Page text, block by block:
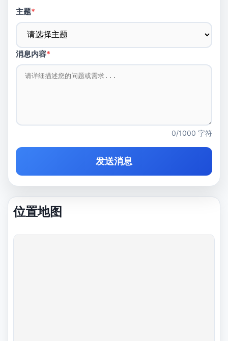
主题*
消息内容*
0/1000 字符
发送消息
位置地图